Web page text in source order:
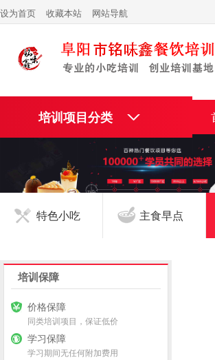
设为首页 收藏本站 网站导航
培训项目分类
特色小吃 主食早点
培训保障
价格保障
同类培训项目，保证低价
学习保障
学习期间无任何附加费用